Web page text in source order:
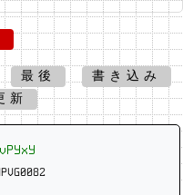
最後
書き込み
新